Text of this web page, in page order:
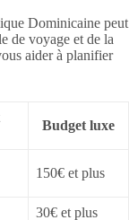
Dominicaine peut
de voyage et de la
aider à planifier
Budget luxe
150€ et plus
30€ et plus